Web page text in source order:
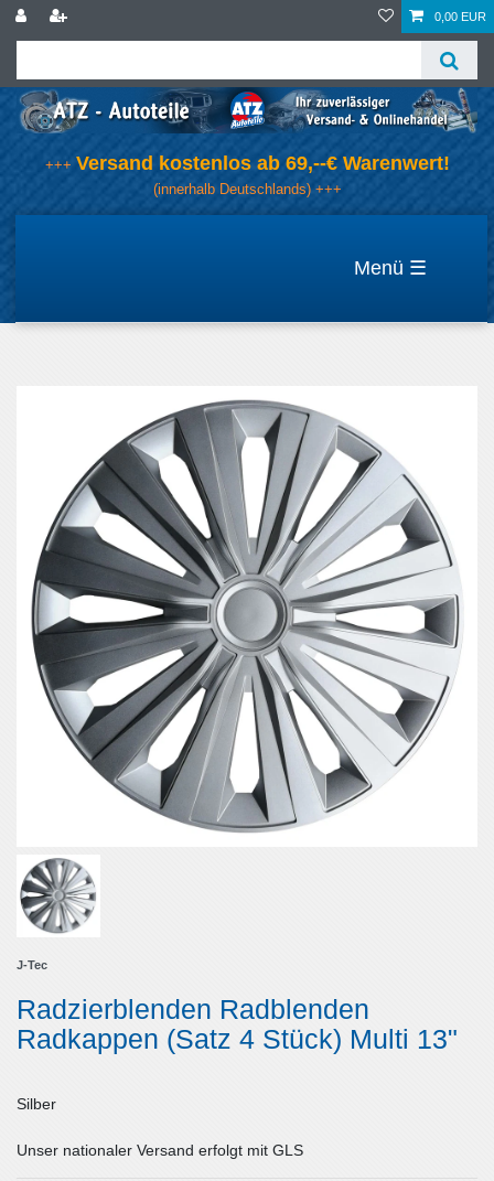
0,00 EUR
+++ Versand kostenlos ab 69,--€ Warenwert!
(innerhalb Deutschlands) +++
☰
J-Tec
Radzierblenden Radblenden
Radkappen (Satz 4 Stück) Multi 13"
Silber
Unser nationaler Versand erfolgt mit GLS